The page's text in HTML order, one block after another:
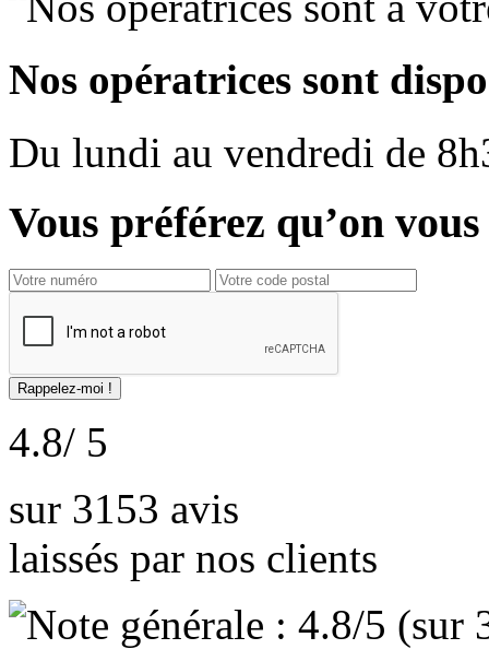
Nos opératrices sont
Du lundi au vendredi de
Vous préférez qu’on
4.8/ 5
sur 3153 avis
laissés par nos clients